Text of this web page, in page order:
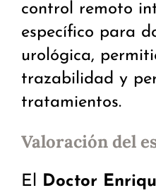
control remoto
específico para
urológica,
trazabilidad y
tratamientos.
Valoración del
El Doctor